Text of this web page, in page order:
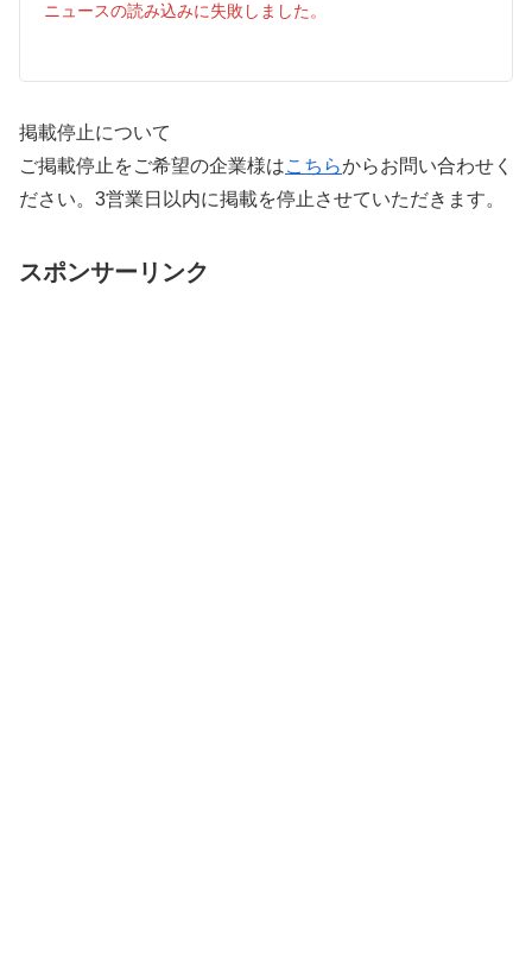
ニュースの読み込みに失敗しました。
掲載停止について
ご掲載停止をご希望の企業様はこちらからお問い合わせく
ださい。3営業日以内に掲載を停止させていただきます。
スポンサーリンク